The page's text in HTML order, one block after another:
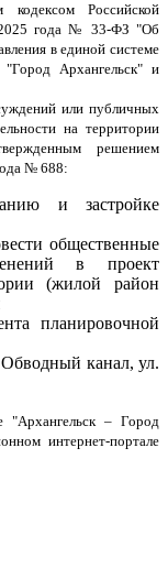
кодексом Российской
2025 года № 33-ФЗ "Об
в единой системе
"Город Архангельск" и
или публичных
на территории
решением
№ 688:
и застройке
общественные
в проект
(жилой район
планировочной
канал, ул.
"Архангельск – Город
интернет-портале